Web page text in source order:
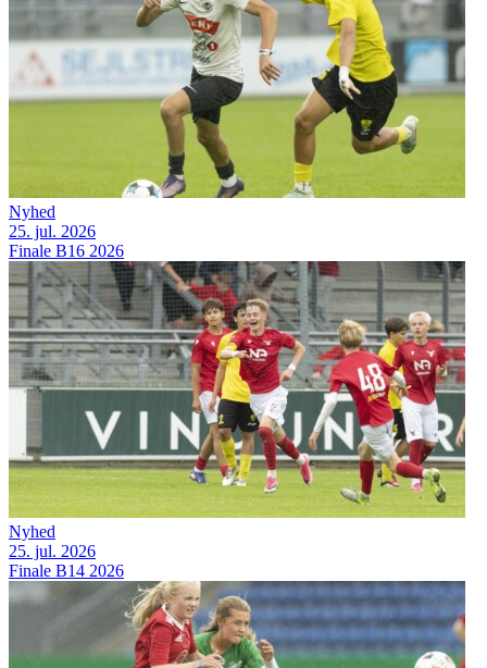
Nyhed
25. jul. 2026
Finale B16 2026
Nyhed
25. jul. 2026
Finale B14 2026